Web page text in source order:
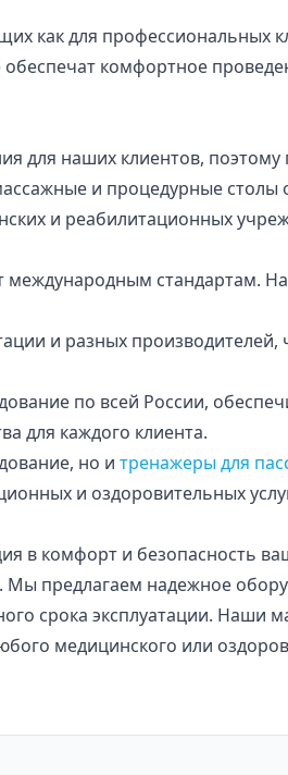
как для профессиональных
комфортное
для наших клиентов, поэтому
и процедурные столы
и реабилитационных
международным стандартам.
и разных производителей,
по всей России,
для каждого клиента.
но и тренажеры для
и оздоровительных
в комфорт и безопасность
Мы предлагаем надежное
срока эксплуатации. Наши
медицинского или